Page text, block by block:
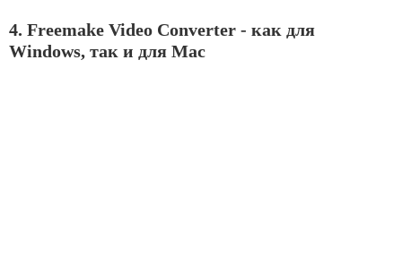
4. Freemake Video Converter - как для
Windows, так и для Mac